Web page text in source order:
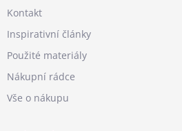
Kontakt
Inspirativní články
Použité materiály
Nákupní rádce
Vše o nákupu